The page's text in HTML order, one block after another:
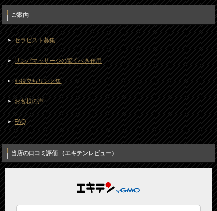
ご案内
セラピスト募集
リンパマッサージの驚くべき作用
お役立ちリンク集
お客様の声
FAQ
当店の口コミ評価 （エキテンレビュー）